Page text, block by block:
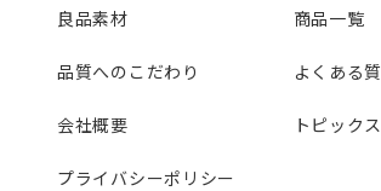
良品素材 商品一覧
品質へのこだわり よくある
会社概要 トピックス
プライバシーポリシー